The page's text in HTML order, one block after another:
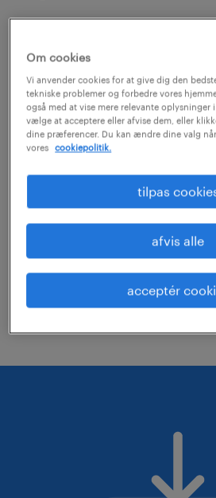
Det kan være en god idé at
søgekriterier for at få flere
Følgende forslag kan
Prøv at fjerne nogle af
søgning.
Har du søgt efter job
lokation? Overvej at
rækkevidden.
Skift jobtitel eller
det er korrekt stavet.
Om cookies
Vi anvender cookies for at give dig den
tekniske problemer og forbedre vores
også med at vise mere relevante oplysninger
vælge at acceptere eller afvise dem, eller
dine præferencer. Du kan ændre dine valg
vores
cookiepolitik.
tilpas
afvis alle
acceptér